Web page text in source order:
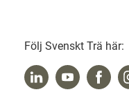
Följ Svenskt Trä här: